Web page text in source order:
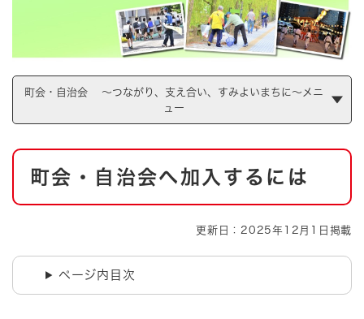
拡大
背景色変更 白 黒 青
とじる
町会・自治会 ～つながり、支え合い、すみよいまちに～メニ
ュー
本
町会・自治会へ加入するには
更新日：2025年12月1日掲載
ページ内目次